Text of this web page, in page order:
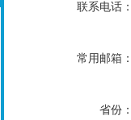
联系电话：
常用邮箱：
省份：